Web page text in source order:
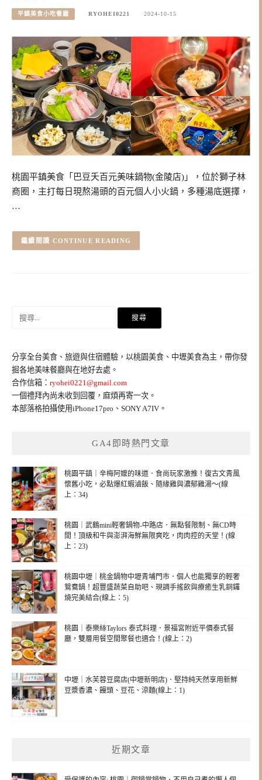
平鎮美食小吃餐廳 RYOHEI0221 2024-10-15
桃園平鎮美食「巴豆夭百元美味鍋物(金陵店)」，位於獅子林
商圈，主打每日現熬湯頭的百元個人小火鍋，多種湯底選擇，
…
CONTINUE READING
字:
分享全台美食、旅遊與住宿體驗，以桃園美食、中壢美食為主，帶你發
掘各地美味餐廳與在地好去處。
合作信箱： ryohei0221@gmail.com
一個禮拜內尚未收到回覆，麻煩再寄一次。
本部落格拍攝使用iPhone17pro、SONY A7IV。
GA4即時熱門文章
桃園平鎮｜辛梅阿嬤的味道．食尚玩家激推！復古文青風
懷舊小吃，必點爆紅蝦滷飯、隨緣雞與濃郁雞湯～(線
上：34)
桃園｜武鶴mini輕奢鍋物-中路店．無點餐限制、無CD時
間！頂級和牛與澎湃海鮮無限爽吃，肉肉控的天堂！(線
上：23)
桃園中壢｜桃金鍋物中壢青埔門市．個人也能獨享的輕奢
鴛鴦鍋！超豐盛蔬菜自助吧、現調手搖飲與療癒生乳銅鑼
燒完美結合(線上：5)
桃園｜泰樂絲Taylors 泰式料理．景福宮附近平價泰式餐
廳，雙層用餐空間聚餐也適合！(線上：2)
中壢｜水芙蓉豆腐店(中壢新明店)．堅持純天然享用新鮮
豆漿香濃、饅頭、豆花、涼麵(線上：1)
近期文章